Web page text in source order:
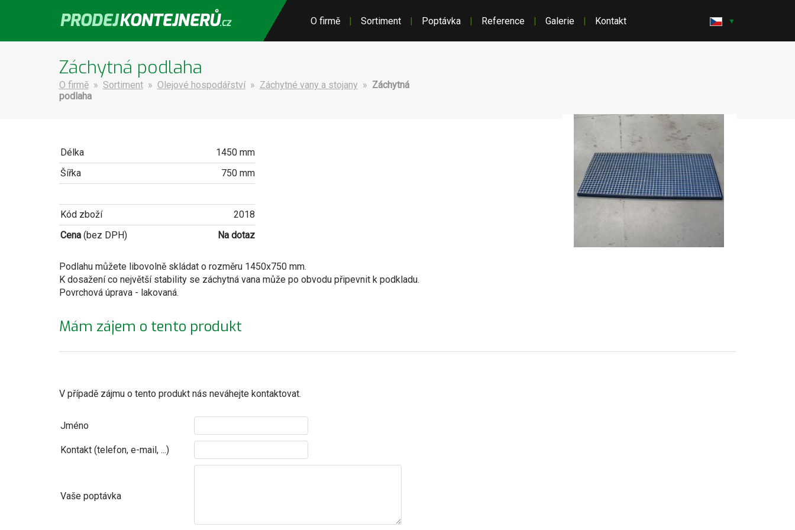
O firmě | Sortiment | Poptávka | Reference | Galerie | Kontakt ▼
Záchytná podlaha
O firmě » Sortiment » Olejové hospodářství » Záchytné vany a stojany » Záchytná
podlaha
Délka
1450 mm
Šířka
750 mm
Kód zboží
2018
Cena (bez DPH) Na dotaz
Podlahu můžete libovolně skládat o rozměru 1450x750 mm.
K dosažení co největší stability se záchytná vana může po obvodu připevnit k podkladu.
Povrchová úprava - lakovaná.
Mám zájem o tento produkt
V případě zájmu o tento produkt nás neváhejte kontaktovat.
Jméno
Kontakt (telefon, e-mail, ...)
Vaše poptávka